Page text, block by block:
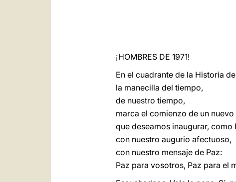
¡HOMBRES DE 1971!
En el cuadrante de la Historia
la manecilla del tiempo,
de nuestro tiempo,
marca el comienzo de un nuevo
que deseamos inaugurar, como
con nuestro augurio afectuoso,
con nuestro mensaje de Paz:
Paz para vosotros, Paz para el